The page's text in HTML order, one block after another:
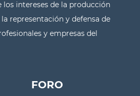
los intereses de la producción
representación y defensa de
y empresas del
FORO